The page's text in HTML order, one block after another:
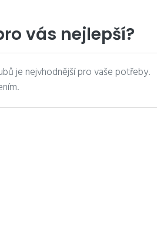
vás nejlepší?
je nejvhodnější pro vaše potřeby.